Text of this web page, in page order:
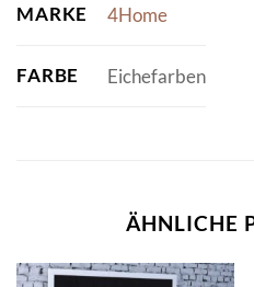
MARKE 4Home
FARBE Eichefarben
ÄHNLICHE